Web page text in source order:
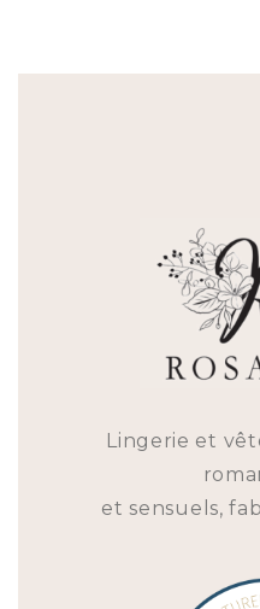
Lingerie et
et sensuels,